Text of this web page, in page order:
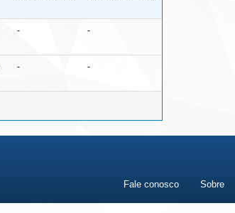
- -
- -
Fale conosco Sobre